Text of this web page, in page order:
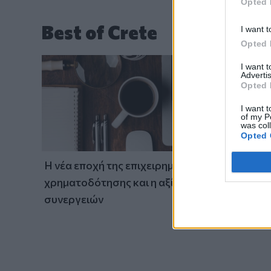
I want
Opted
I want
Opted
I want
of my
was
Opted
Best of Crete
Η νέα εποχή της επιχειρηματικής
χρηματοδότησης και η αξία των
συνεργειών
Via
που